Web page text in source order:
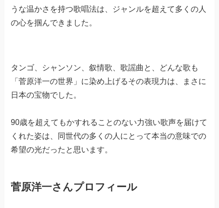
うな温かさを持つ歌唱法は、ジャンルを超えて多くの人
の心を掴んできました。
タンゴ、シャンソン、叙情歌、歌謡曲と、どんな歌も
「菅原洋一の世界」に染め上げるその表現力は、まさに
日本の宝物でした。
90歳を超えてもかすれることのない力強い歌声を届けて
くれた姿は、同世代の多くの人にとって本当の意味での
希望の光だったと思います。
菅原洋一さんプロフィール